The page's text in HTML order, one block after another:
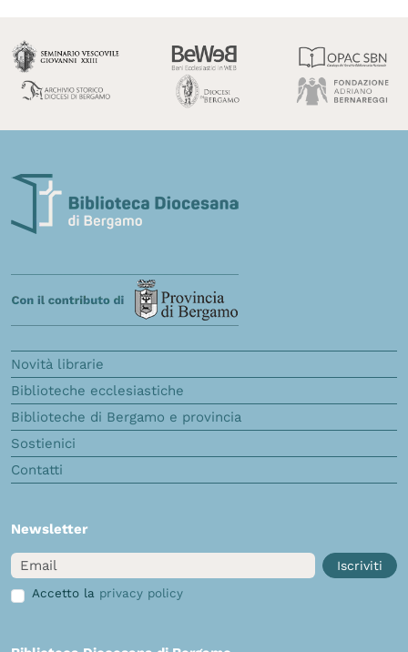
Novità librarie
Biblioteche ecclesiastiche
Biblioteche di Bergamo e provincia
Sostienici
Contatti
Newsletter
Email
Iscriviti
Accetto la privacy policy